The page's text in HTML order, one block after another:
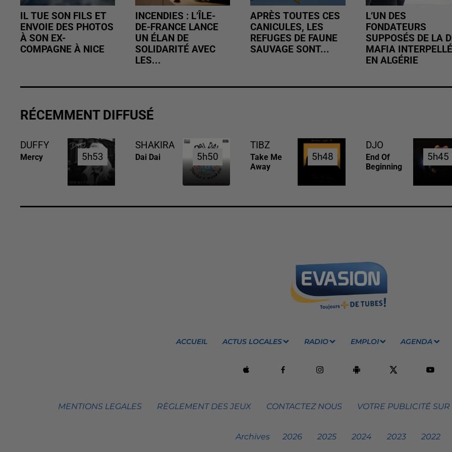
IL TUE SON FILS ET
ENVOIE DES PHOTOS
À SON EX-
COMPAGNE À NICE
INCENDIES : L’ÎLE-
DE-FRANCE LANCE
UN ÉLAN DE
SOLIDARITÉ AVEC
LES...
APRÈS TOUTES CES
CANICULES, LES
REFUGES DE FAUNE
SAUVAGE SONT...
L’UN DES
FONDATEURS
SUPPOSÉS DE LA
MAFIA INTERPELLÉ
EN ALGÉRIE
RÉCEMMENT DIFFUSÉ
DUFFY
Mercy 5h53
5h53
SHAKIRA
Dai Dai 5h50
5h50
TIBZ
Take Me
Away
5h48
5h48
DJO
End Of
Beginning
5h45
5h45
ACCUEIL ACTUS LOCALES RADIO EMPLOI AGENDA
MENTIONS LEGALES RÈGLEMENT DES JEUX CONTACTEZ NOUS VOTRE PUBLICITÉ
Archives 2026 2025 2024 2023 2022